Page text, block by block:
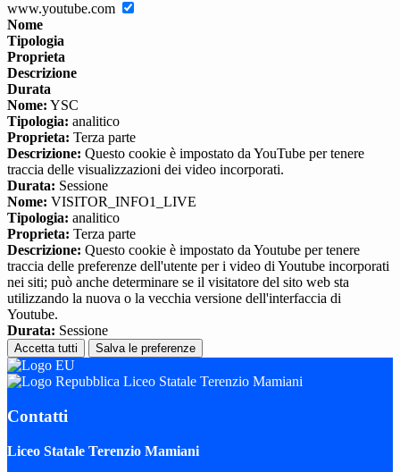
www.youtube.com
Nome
Tipologia
Proprieta
Descrizione
Durata
Nome: YSC
Tipologia: analitico
Proprieta: Terza parte
Descrizione: Questo cookie è impostato da YouTube per tenere
traccia delle visualizzazioni dei video incorporati.
Durata: Sessione
Nome: VISITOR_INFO1_LIVE
Tipologia: analitico
Proprieta: Terza parte
Descrizione: Questo cookie è impostato da Youtube per tenere
traccia delle preferenze dell'utente per i video di Youtube incorporati
nei siti; può anche determinare se il visitatore del sito web sta
utilizzando la nuova o la vecchia versione dell'interfaccia di
Youtube.
Durata: Sessione
Accetta tutti Salva le preferenze
Liceo Statale Terenzio Mamiani
Contatti
Liceo Statale Terenzio Mamiani